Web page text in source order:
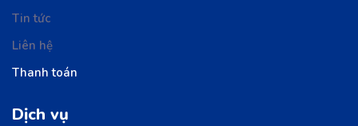
Tin tức
Liên hệ
Thanh toán
Dịch vụ